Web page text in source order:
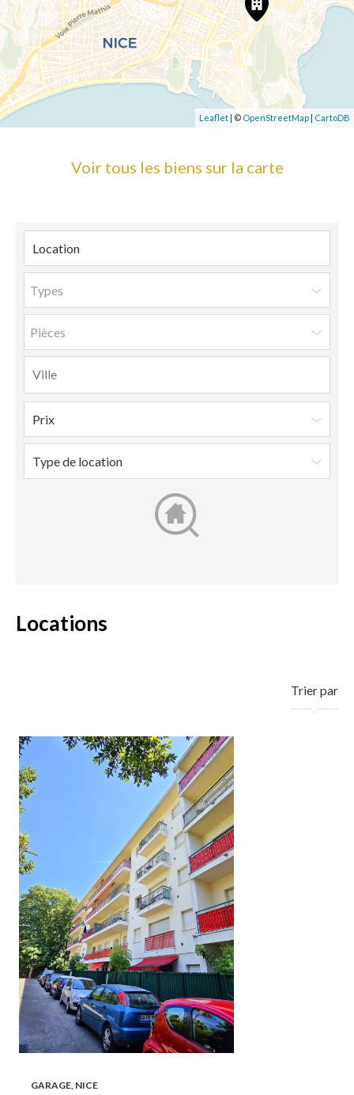
Leaflet | © OpenStreetMap | CartoDB
Voir tous les biens sur la carte
Locations
Trier par
GARAGE, NICE
Types
Pièces